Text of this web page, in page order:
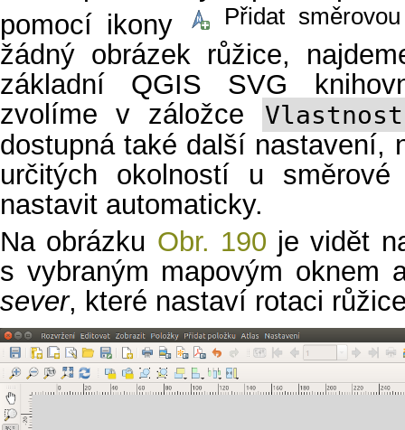
pomocí ikony
Přidat
žádný obrázek růžice,
základní QGIS SVG
zvolíme v záložce
dostupná také další nastavení,
určitých okolností u
nastavit automaticky.
Na obrázku Obr. 190 je vidět
s vybraným mapovým oknem
sever, které nastaví rotaci